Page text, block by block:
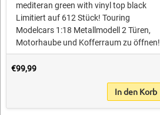
mediteran green with vinyl top black
Limitiert auf 612 Stück! Touring
Modelcars 1:18 Metallmodell 2 Türen,
Motorhaube und Kofferraum zu öffnen!
€99,99
In den Korb